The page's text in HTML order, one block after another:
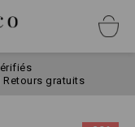
gratuits